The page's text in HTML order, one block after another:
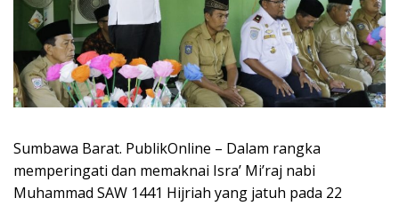
Sumbawa Barat. PublikOnline – Dalam rangka
memperingati dan memaknai Isra’ Mi’raj nabi
Muhammad SAW 1441 Hijriah yang jatuh pada 22